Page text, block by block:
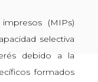
(MIPs)
selectiva
debido a la
formados